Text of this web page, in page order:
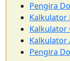
Pengira
Kalkulator
Kalkulator
Kalkulator
Pengira